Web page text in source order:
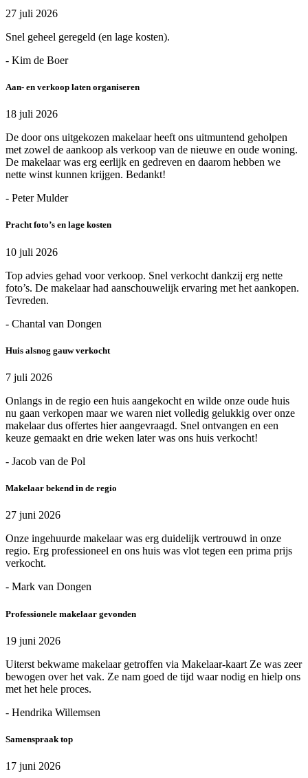
27 juli 2026
Snel geheel geregeld (en lage kosten).
- Kim de Boer
Aan- en verkoop laten organiseren
18 juli 2026
De door ons uitgekozen makelaar heeft ons uitmuntend geholpen
met zowel de aankoop als verkoop van de nieuwe en oude woning.
De makelaar was erg eerlijk en gedreven en daarom hebben we
nette winst kunnen krijgen. Bedankt!
- Peter Mulder
Pracht foto’s en lage kosten
10 juli 2026
Top advies gehad voor verkoop. Snel verkocht dankzij erg nette
foto’s. De makelaar had aanschouwelijk ervaring met het aankopen.
Tevreden.
- Chantal van Dongen
Huis alsnog gauw verkocht
7 juli 2026
Onlangs in de regio een huis aangekocht en wilde onze oude huis
nu gaan verkopen maar we waren niet volledig gelukkig over onze
makelaar dus offertes hier aangevraagd. Snel ontvangen en een
keuze gemaakt en drie weken later was ons huis verkocht!
- Jacob van de Pol
Makelaar bekend in de regio
27 juni 2026
Onze ingehuurde makelaar was erg duidelijk vertrouwd in onze
regio. Erg professioneel en ons huis was vlot tegen een prima prijs
verkocht.
- Mark van Dongen
Professionele makelaar gevonden
19 juni 2026
Uiterst bekwame makelaar getroffen via Makelaar-kaart Ze was zeer
bewogen over het vak. Ze nam goed de tijd waar nodig en hielp ons
met het hele proces.
- Hendrika Willemsen
Samenspraak top
17 juni 2026